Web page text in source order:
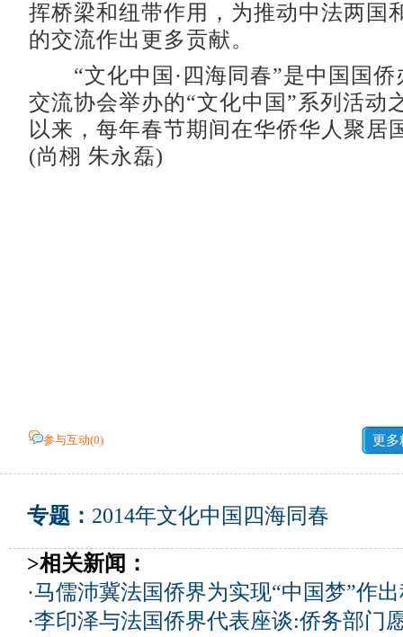
挥桥梁和纽带作用，为推动中法两国
的交流作出更多贡献。
“文化中国·四海同春”是中国国侨
交流协会举办的“文化中国”系列活动
以来，每年春节期间在华侨华人聚居
(尚栩 朱永磊)
参与互动(0) 更多
专题： 2014年文化中国四海同春
>相关新闻：
·马儒沛冀法国侨界为实现“中国梦”作
·李印泽与法国侨界代表座谈:侨务部门